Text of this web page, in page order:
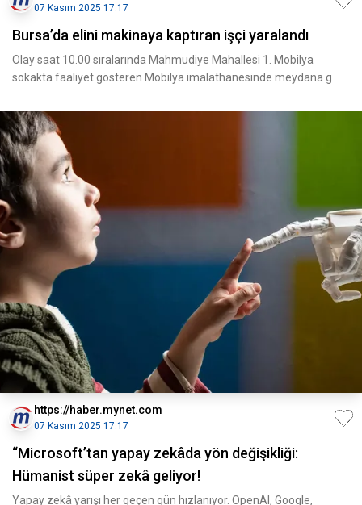
07 Kasım 2025 17:17
Bursa’da elini makinaya kaptıran işçi yaralandı
Olay saat 10.00 sıralarında Mahmudiye Mahallesi 1. Mobilya
sokakta faaliyet gösteren Mobilya imalathanesinde meydana g
https://haber.mynet.com
07 Kasım 2025 17:17
“Microsoft’tan yapay zekâda yön değişikliği:
Hümanist süper zekâ geliyor!
Yapay zekâ yarışı her geçen gün hızlanıyor. OpenAI, Google,